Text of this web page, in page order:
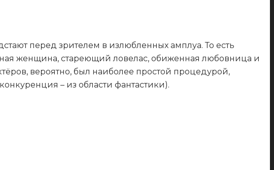
перед зрителем в излюбленных амплуа. То есть
женщина, стареющий ловелас, обиженная любовница и
вероятно, был наиболее простой процедурой,
– из области фантастики).